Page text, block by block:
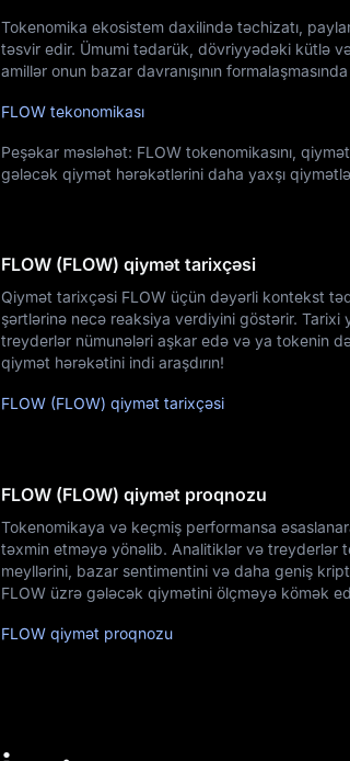
Tokenomika ekosistem daxilində təchizatı,
təsvir edir. Ümumi tədarük, dövriyyədəki kütlə
amillər onun bazar davranışının
FLOW tekonomikası
Peşəkar məsləhət: FLOW tokenomikasını,
gələcək qiymət hərəkətlərini daha yaxşı
FLOW (FLOW) qiymət tarixçəsi
Qiymət tarixçəsi FLOW üçün dəyərli kontekst
şərtlərinə necə reaksiya verdiyini göstərir. Tarixi
treyderlər nümunələri aşkar edə və ya tokenin
qiymət hərəkətini indi araşdırın!
FLOW (FLOW) qiymət tarixçəsi
FLOW (FLOW) qiymət proqnozu
Tokenomikaya və keçmiş performansa
təxmin etməyə yönəlib. Analitiklər və treyderlər
meyllərini, bazar sentimentini və daha geniş
FLOW üzrə gələcək qiymətini ölçməyə kömək
FLOW qiymət proqnozu